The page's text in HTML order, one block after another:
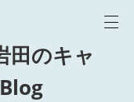
田のキャ